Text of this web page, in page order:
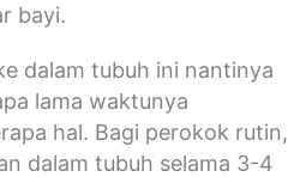
bayi.
dalam tubuh ini nantinya
lama waktunya
hal. Bagi perokok rutin,
dalam tubuh selama 3-4